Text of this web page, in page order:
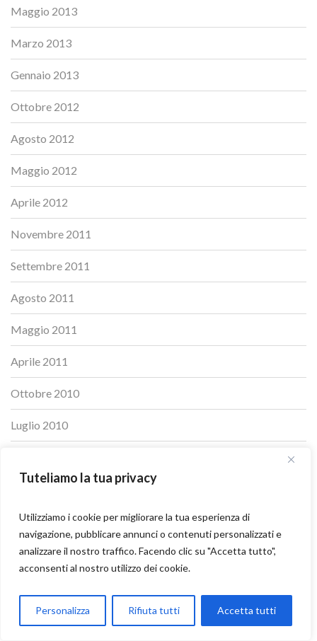
Tuteliamo la tua privacy
Utilizziamo i cookie per migliorare la tua esperienza di
navigazione, pubblicare annunci o contenuti personalizzati e
analizzare il nostro traffico. Facendo clic su "Accetta tutto",
acconsenti al nostro utilizzo dei cookie.
Personalizza Rifiuta tutti Accetta tutti
Maggio 2013
Marzo 2013
Gennaio 2013
Ottobre 2012
Agosto 2012
Maggio 2012
Aprile 2012
Novembre 2011
Settembre 2011
Agosto 2011
Maggio 2011
Aprile 2011
Ottobre 2010
Luglio 2010
Maggio 2009
Ottobre 2008
Ottobre 2007
Parla con Motoexplora